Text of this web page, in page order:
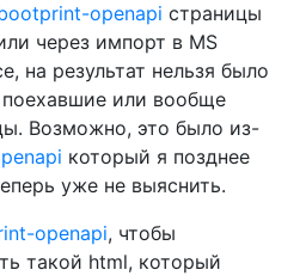
openapi страницы
через импорт в MS
на результат нельзя было
или вообще
Возможно, это было из-
который я позднее
уже не выяснить.
openapi, чтобы
такой html, который